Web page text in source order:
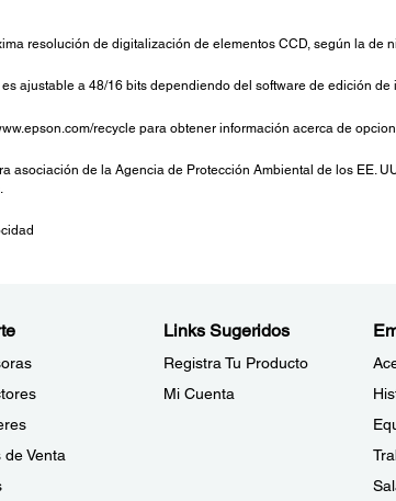
resolución de digitalización de elementos CCD, según la de
ajustable a 48/16 bits dependiendo del software de edición de
recycle para obtener información acerca de
asociación de la Agencia de Protección Ambiental de los EE.
de Venta
Links Sugeridos
Registra Tu Producto
Mi Cuenta